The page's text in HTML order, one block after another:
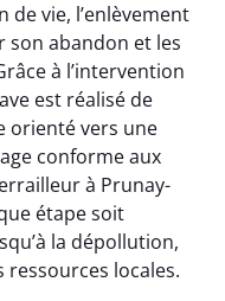
de vie, l’enlèvement
son abandon et les
à l’intervention
est réalisé de
orienté vers une
conforme aux
à Prunay-
étape soit
la dépollution,
ressources locales.